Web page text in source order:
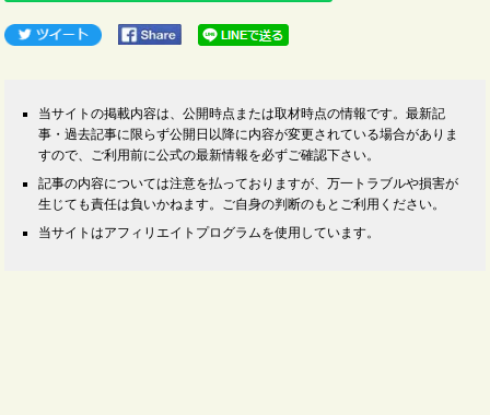
当サイトの掲載内容は、公開時点または取材時点の情報です。最新記
事・過去記事に限らず公開日以降に内容が変更されている場合がありま
すので、ご利用前に公式の最新情報を必ずご確認下さい。
記事の内容については注意を払っておりますが、万一トラブルや損害が
生じても責任は負いかねます。ご自身の判断のもとご利用ください。
当サイトはアフィリエイトプログラムを使用しています。